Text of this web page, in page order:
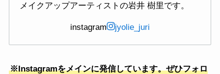
メイクアップアーティストの岩井 樹里です。
instagram jyolie_juri
※Instagramをメインに発信しています。ぜひフォロ